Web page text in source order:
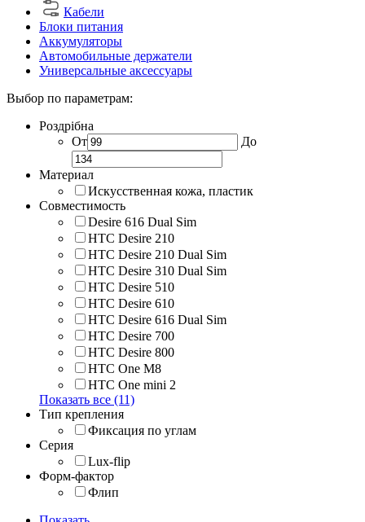
Кабели
Блоки питания
Аккумуляторы
Автомобильные держатели
Универсальные аксессуары
Выбор по параметрам:
Роздрібна
От
До
Материал
Искусственная кожа, пластик
Совместимость
Desire 616 Dual Sim
HTC Desire 210
HTC Desire 210 Dual Sim
HTC Desire 310 Dual Sim
HTC Desire 510
HTC Desire 610
HTC Desire 616 Dual Sim
HTC Desire 700
HTC Desire 800
HTC One M8
HTC One mini 2
Показать все (11)
Тип крепления
Фиксация по углам
Серия
Lux-flip
Форм-фактор
Флип